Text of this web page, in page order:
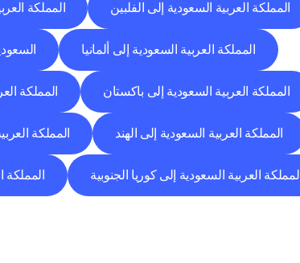
المملكة العربية السعودية إلى الفلبين المملكة
المملكة العربية السعودية إلى ألمانيا
المملكة العربية السعودية إلى باكستان المملكة
المملكة العربية السعودية إلى الهند المملكة
المملكة العربية السعودية إلى كوريا الجنوبية المملكة